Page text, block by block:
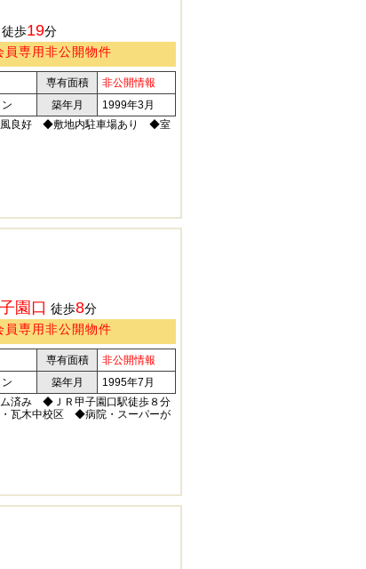
徒歩19分
員専用非公開物件
専有面積
非公開情報
築年月
1999年3月
良好 ◆敷地内駐車場あり ◆室
園口 徒歩8分
員専用非公開物件
専有面積
非公開情報
築年月
1995年7月
済み ◆ＪＲ甲子園口駅徒歩８分
瓦木中校区 ◆病院・スーパーが